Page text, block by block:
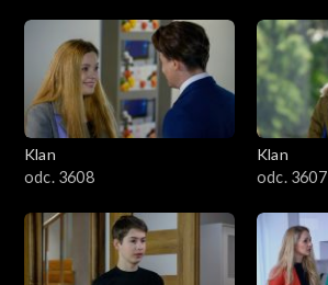
Klan
odc. 3608
Klan
odc. 3607